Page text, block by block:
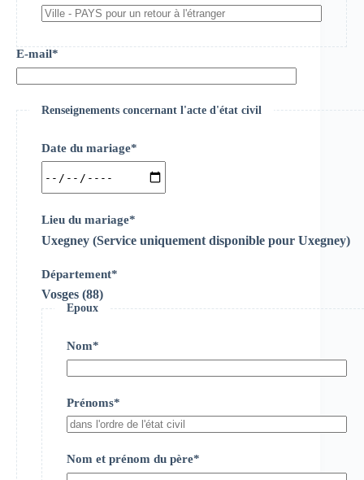
E-mail*
Renseignements concernant l'acte d'état civil
Date du mariage*
Lieu du mariage*
Uxegney (Service uniquement disponible pour Uxegney)
Département*
Vosges (88)
Epoux
Nom*
Prénoms*
Nom et prénom du père*